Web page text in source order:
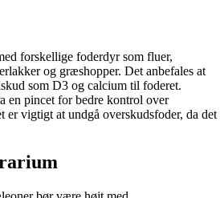
forskellige foderdyr som fluer,
og græshopper. Det anbefales at
som D3 og calcium til foderet.
en pincet for bedre kontrol over
vigtigt at undgå overskudsfoder, da det